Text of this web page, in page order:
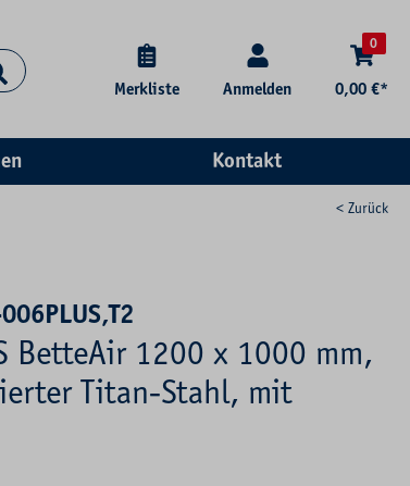
Merkliste Anmelden
0
0,00 €*
Kontakt
< Zurück
BetteAir 1200 x 1000 mm,
Titan-Stahl, mit